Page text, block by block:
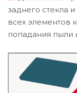
заднего стекла
всех элементов
попадания пыли